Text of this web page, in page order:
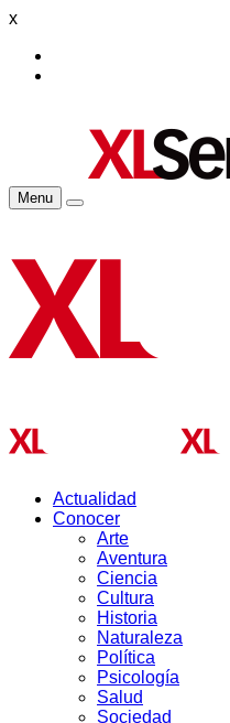
x
Menu
Actualidad
Conocer
Arte
Aventura
Ciencia
Cultura
Historia
Naturaleza
Política
Psicología
Salud
Sociedad